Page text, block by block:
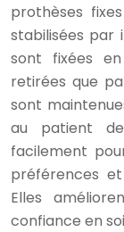
prothèses
stabilisées par
sont fixées
retirées que
sont
au patient
facilement
préférences
Elles
confiance en